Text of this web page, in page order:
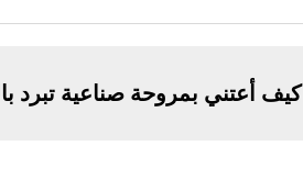
كيف أعتني بمروحة صناعية تبرد